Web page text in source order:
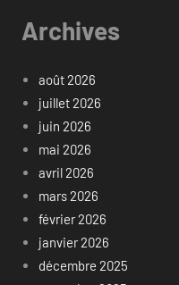
Archives
août 2026
juillet 2026
juin 2026
mai 2026
avril 2026
mars 2026
février 2026
janvier 2026
décembre 2025